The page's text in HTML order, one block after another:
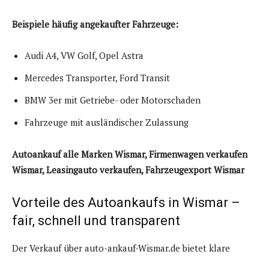
Beispiele häufig angekaufter Fahrzeuge:
Audi A4, VW Golf, Opel Astra
Mercedes Transporter, Ford Transit
BMW 3er mit Getriebe- oder Motorschaden
Fahrzeuge mit ausländischer Zulassung
Autoankauf alle Marken Wismar, Firmenwagen verkaufen
Wismar, Leasingauto verkaufen, Fahrzeugexport Wismar
Vorteile des Autoankaufs in Wismar –
fair, schnell und transparent
Der Verkauf über auto-ankauf-Wismar.de bietet klare